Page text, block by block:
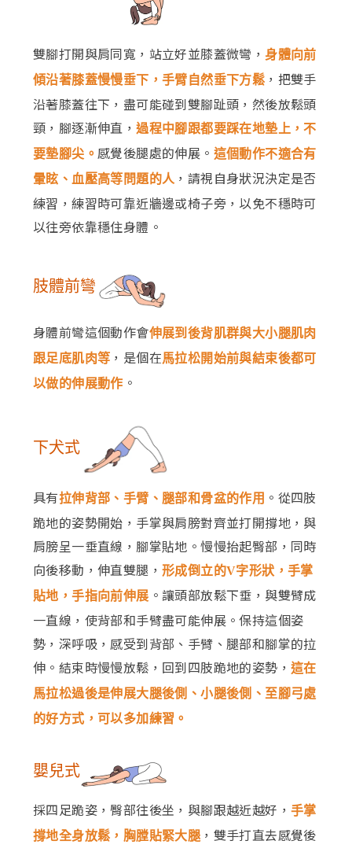
雙腳打開與肩同寬，站立好並膝蓋微彎， 身體向前
傾沿著膝蓋慢慢垂下，手臂自然垂下方鬆 ，把雙手
沿著膝蓋往下，盡可能碰到雙腳趾頭，然後放鬆頭
頸，腳逐漸伸直，過程中腳跟都要踩在地墊上，不
要墊腳尖。 感覺後腿處的伸展。 這個動作不適合有
暈眩、血壓高等問題的人 ，請視自身狀況決定是否
練習，練習時可靠近牆邊或椅子旁，以免不穩時可
以往旁依靠穩住身體。
肢體前彎
身體前彎這個動作會伸展到後背肌群與大小腿肌肉
跟足底肌肉等 ，是個在馬拉松開始前與結束後都可
以做的伸展動作 。
下犬式
具有拉伸背部、手臂、腿部和骨盆的作用 。從四肢
跪地的姿勢開始，手掌與肩膀對齊並打開撐地，與
肩膀呈一垂直線，腳掌貼地。慢慢抬起臀部，同時
向後移動，伸直雙腿， 形成倒立的V字形狀，手掌
貼地，手指向前伸展 。讓頭部放鬆下垂，與雙臂成
一直線，使背部和手臂盡可能伸展。保持這個姿
勢，深呼吸，感受到背部、手臂、腿部和腳掌的拉
伸。結束時慢慢放鬆，回到四肢跪地的姿勢， 這在
馬拉松過後是伸展大腿後側、小腿後側、至腳弓處
的好方式，可以多加練習。
嬰兒式
採四足跪姿，臀部往後坐，與腳跟越近越好， 手掌
撐地全身放鬆，胸膛貼緊大腿 ，雙手打直去感覺後